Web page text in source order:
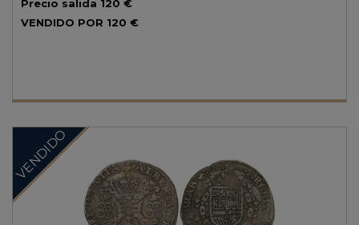
Precio salida 120 €
VENDIDO POR 120 €
VENDIDO